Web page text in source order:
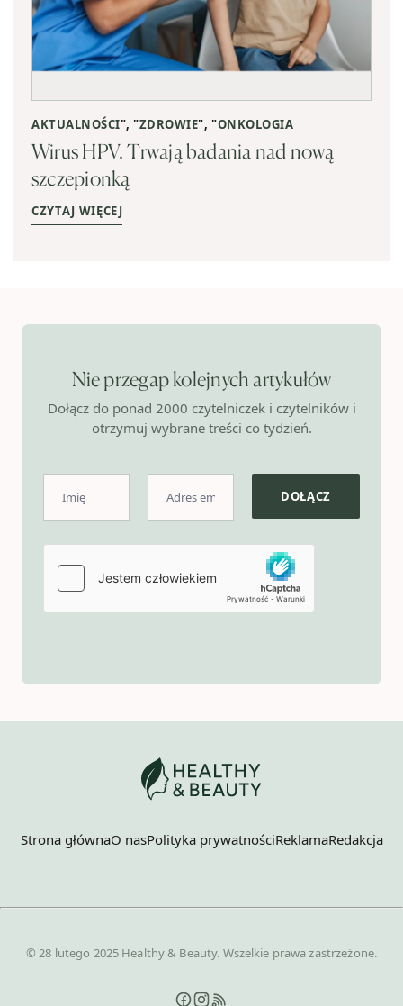
AKTUALNOŚCI", "ZDROWIE", "ONKOLOGIA
Wirus HPV. Trwają badania nad nową
szczepionką
CZYTAJ WIĘCEJ
Nie przegap kolejnych artykułów
Dołącz do ponad 2000 czytelniczek i czytelników i
otrzymuj wybrane treści co tydzień.
Strona głównaO nasPolityka prywatnościReklamaRedakcja
© 28 lutego 2025 Healthy & Beauty. Wszelkie prawa zastrzeżone.